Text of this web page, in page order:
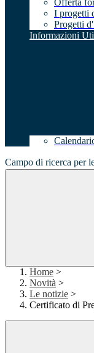
Offerta
I progetti
Progetti
Informazioni
Campo di ricerca per
Home >
Novità >
Le notizie >
Certificato di